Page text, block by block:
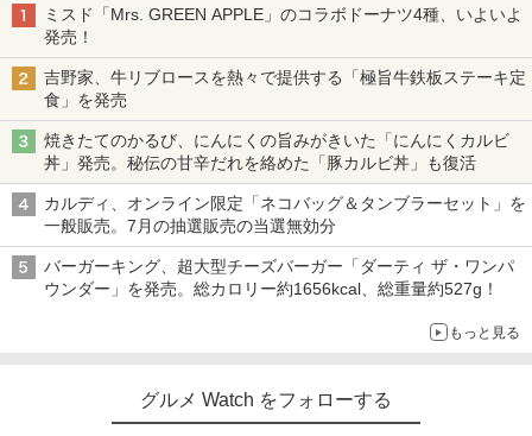
ミスド「Mrs. GREEN APPLE」のコラボドーナツ4種、いよいよ
発売！
吉野家、牛リブロースを熱々で提供する「極旨牛鉄板ステーキ定
食」を発売
焼きたてのかるび、にんにくの旨みがきいた「にんにくカルビ
丼」発売。秘伝の甘辛だれを絡めた「豚カルビ丼」も復活
カルディ、オンライン限定「ネコバッグ＆タンブラーセット」を
一般販売。7月の抽選販売の当選無効分
バーガーキング、超大型チーズバーガー「ダーティ ザ・ワンパ
ウンダー」を発売。総カロリー約1656kcal、総重量約527g！
もっと見る
グルメ Watch をフォローする